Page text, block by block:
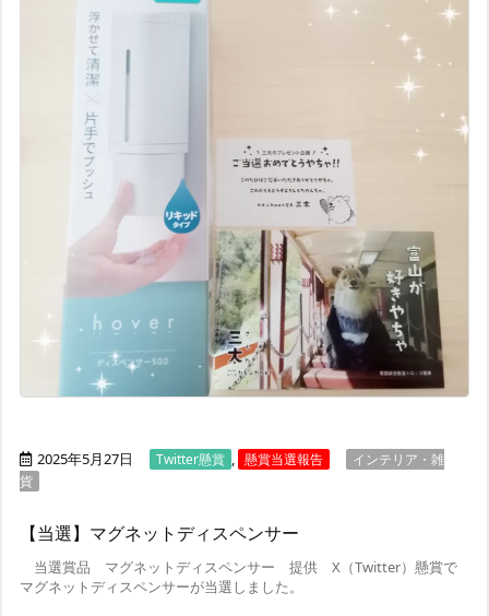
2025年5月27日 Twitter懸賞 , 懸賞当選報告
インテリア・雑
貨
【当選】マグネットディスペンサー
当選賞品 マグネットディスペンサー 提供 X（Twitter）懸賞で
マグネットディスペンサーが当選しました。